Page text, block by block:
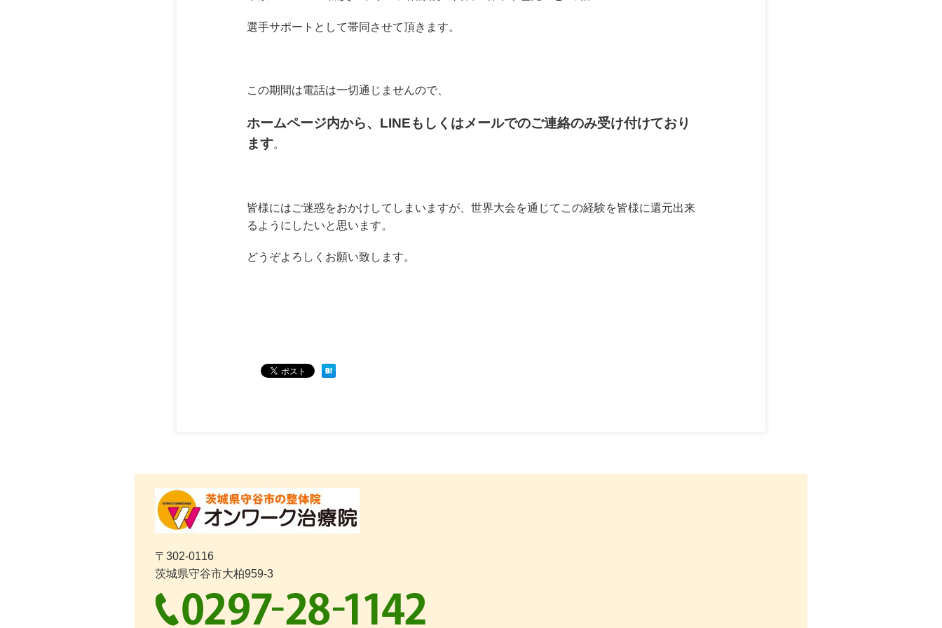
選手サポートとして帯同させて頂きます。
この期間は電話は一切通じませんので、
ホームページ内から、LINEもしくはメールでのご連絡のみ受け付けており
ます。
皆様にはご迷惑をおかけしてしまいますが、世界大会を通じてこの経験を皆様に還元出来
るようにしたいと思います。
どうぞよろしくお願い致します。
〒302-0116
茨城県守谷市大柏959-3